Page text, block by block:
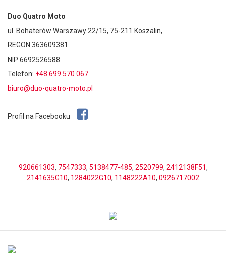
Duo Quatro Moto
ul. Bohaterów Warszawy 22/15, 75-211 Koszalin,
REGON 363609381
NIP 6692526588
Telefon: +48 699 570 067
biuro@duo-quatro-moto.pl
Profil na Facebooku
920661303, 7547333, 5138477-485, 2520799, 2412138F51,
2141635G10, 1284022G10, 1148222A10, 0926717002